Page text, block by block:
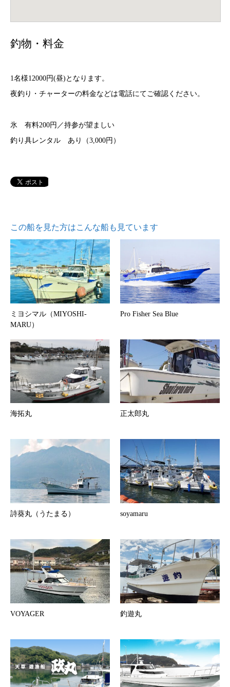
釣物・料金
1名様12000円(昼)となります。
夜釣り・チャーターの料金などは電話にてご確認ください。
氷 有料200円／持参が望ましい
釣り具レンタル あり（3,000円）
この船を見た方はこんな船も見ています
ミヨシマル（MIYOSHI-
MARU）
Pro Fisher Sea Blue
海拓丸 正太郎丸
詩葵丸（うたまる） soyamaru
VOYAGER 釣遊丸